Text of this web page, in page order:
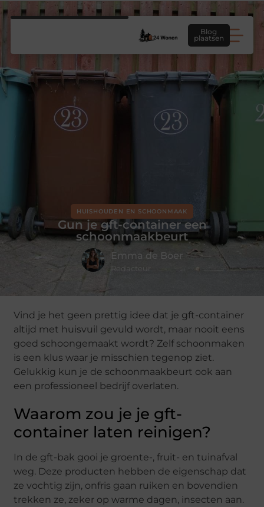
Blog
plaatsen
HUISHOUDEN EN SCHOONMAAK
Gun je gft-container een
schoonmaakbeurt
Emma de Boer
Redacteur
Vind je het geen prettig idee dat je gft-container
altijd met huisvuil gevuld wordt, maar nooit eens
goed schoongemaakt wordt? Zelf schoonmaken
is een klus waar je misschien tegenop ziet.
Gelukkig kun je de schoonmaakbeurt ook aan
een professioneel bedrijf overlaten.
Waarom zou je je gft-
container laten reinigen?
In de gft-bak gooi je groente-, fruit- en tuinafval
weg. Deze producten hebben de eigenschap dat
ze vochtig zijn, onfris gaan ruiken en bovendien
trekken ze, zeker op warme dagen, insecten aan.